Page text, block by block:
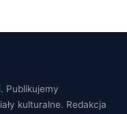
Publikujemy
kulturalne. Redakcja